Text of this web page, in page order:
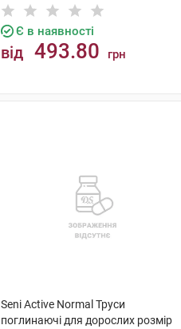
Хугезанд
Є в наявності
від 493.80 грн
Seni Active Normal Труси
поглинаючі для дорослих розмір